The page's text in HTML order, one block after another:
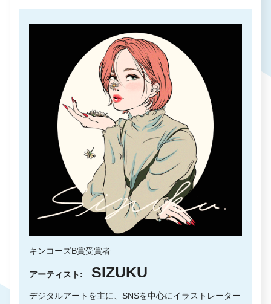
キンコーズB賞受賞者
アーティスト: SIZUKU
デジタルアートを主に、SNSを中心にイラストレーター